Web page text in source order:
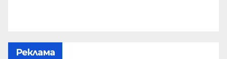
Реклама